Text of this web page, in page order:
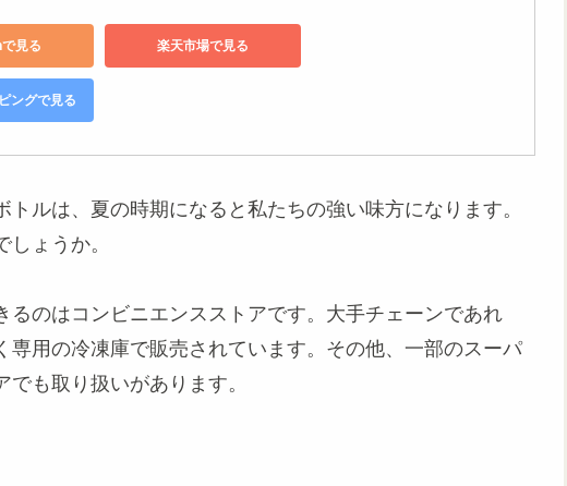
見る 楽天市場で見る
ングで見る
ルは、夏の時期になると私たちの強い味方になります。
ょうか。
るのはコンビニエンスストアです。大手チェーンであれ
専用の冷凍庫で販売されています。その他、一部のスーパ
も取り扱いがあります。